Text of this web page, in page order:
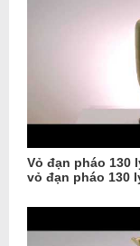
Vỏ đạn pháo 130
vỏ đạn pháo 130